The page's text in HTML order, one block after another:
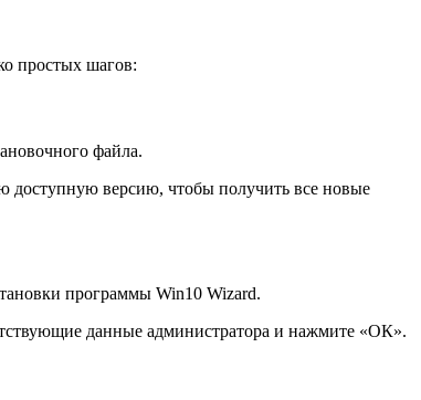
простых шагов:
файла.
доступную версию, чтобы получить все новые
программы Win10 Wizard.
данные администратора и нажмите «ОК».